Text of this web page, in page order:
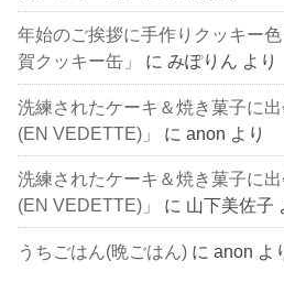
年始のご挨拶に手作りクッキー
賀クッキー缶」
にみぽりん より
洗練されたケーキ＆焼き菓子に
(EN VEDETTE)」
にanon より
洗練されたケーキ＆焼き菓子に
(EN VEDETTE)」
に 山下美佐子
うちごはん(晩ごはん) にanon よ